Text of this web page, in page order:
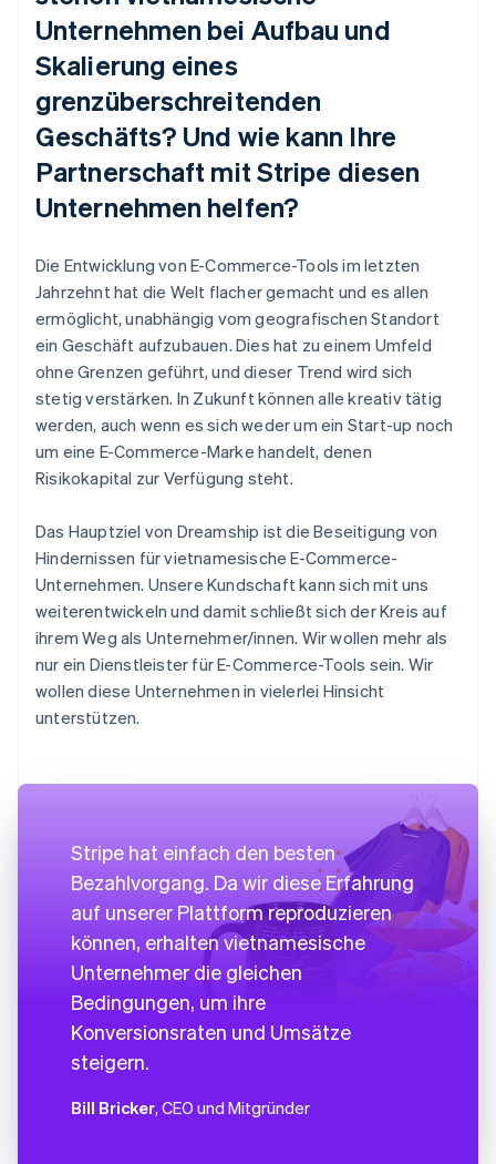
Unternehmen bei Aufbau und
Skalierung eines
grenzüberschreitenden
Geschäfts? Und wie kann Ihre
Partnerschaft mit Stripe diesen
Unternehmen helfen?
Die Entwicklung von E-Commerce-Tools im letzten
Jahrzehnt hat die Welt flacher gemacht und es allen
ermöglicht, unabhängig vom geografischen Standort
ein Geschäft aufzubauen. Dies hat zu einem Umfeld
ohne Grenzen geführt, und dieser Trend wird sich
stetig verstärken. In Zukunft können alle kreativ tätig
werden, auch wenn es sich weder um ein Start-up noch
um eine E-Commerce-Marke handelt, denen
Risikokapital zur Verfügung steht.
Das Hauptziel von Dreamship ist die Beseitigung von
Hindernissen für vietnamesische E-Commerce-
Unternehmen. Unsere Kundschaft kann sich mit uns
weiterentwickeln und damit schließt sich der Kreis auf
ihrem Weg als Unternehmer/innen. Wir wollen mehr als
nur ein Dienstleister für E-Commerce-Tools sein. Wir
wollen diese Unternehmen in vielerlei Hinsicht
unterstützen.
Stripe hat einfach den besten
Bezahlvorgang. Da wir diese Erfahrung
auf unserer Plattform reproduzieren
können, erhalten vietnamesische
Unternehmer die gleichen
Bedingungen, um ihre
Konversionsraten und Umsätze
steigern.
Bill Bricker, CEO und Mitgründer